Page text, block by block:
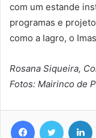
com um estande
programas e
como a Iagro, o
Rosana Siqueira,
Fotos: Mairinco de
FacebookTwitter